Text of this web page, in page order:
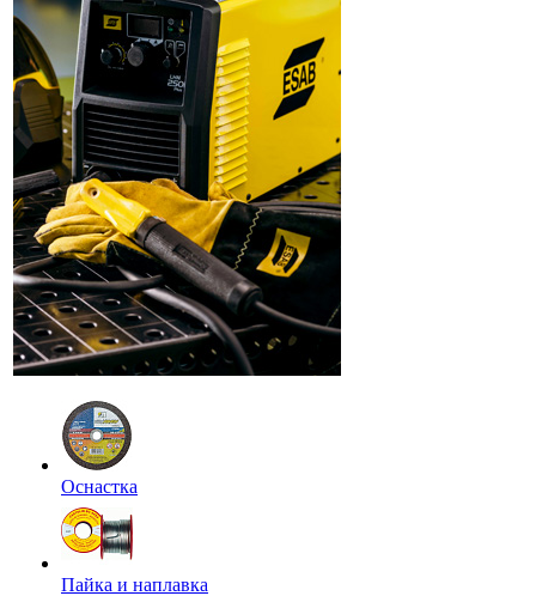
Оснастка
Пайка и наплавка